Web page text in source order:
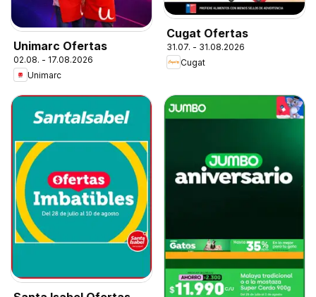
Unimarc Ofertas
02.08. - 17.08.2026
Unimarc
Cugat Ofertas
31.07. - 31.08.2026
Cugat